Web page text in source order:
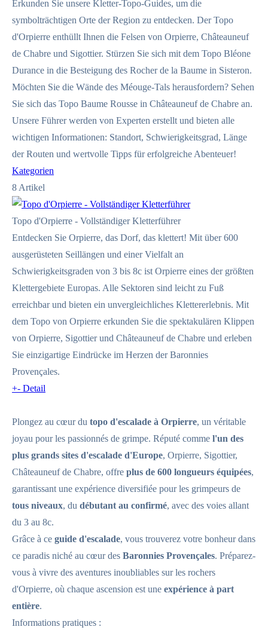
Erkunden Sie unsere Kletter-Topo-Guides, um die
symbolträchtigen Orte der Region zu entdecken. Der Topo
d'Orpierre enthüllt Ihnen die Felsen von Orpierre, Châteauneuf
de Chabre und Sigottier. Stürzen Sie sich mit dem Topo Bléone
Durance in die Besteigung des Rocher de la Baume in Sisteron.
Möchten Sie die Wände des Méouge-Tals herausfordern? Sehen
Sie sich das Topo Baume Rousse in Châteauneuf de Chabre an.
Unsere Führer werden von Experten erstellt und bieten alle
wichtigen Informationen: Standort, Schwierigkeitsgrad, Länge
der Routen und wertvolle Tipps für erfolgreiche Abenteuer!
Kategorien
8 Artikel
Topo d'Orpierre - Vollständiger Kletterführer
Entdecken Sie Orpierre, das Dorf, das klettert! Mit über 600
ausgerüsteten Seillängen und einer Vielfalt an
Schwierigkeitsgraden von 3 bis 8c ist Orpierre eines der größten
Klettergebiete Europas. Alle Sektoren sind leicht zu Fuß
erreichbar und bieten ein unvergleichliches Klettererlebnis. Mit
dem Topo von Orpierre erkunden Sie die spektakulären Klippen
von Orpierre, Sigottier und Châteauneuf de Chabre und erleben
Sie einzigartige Eindrücke im Herzen der Baronnies
Provençales.
+- Detail
Plongez au cœur du topo d'escalade à Orpierre, un véritable
joyau pour les passionnés de grimpe. Réputé comme l'un des
plus grands sites d'escalade d'Europe, Orpierre, Sigottier,
Châteauneuf de Chabre, offre plus de 600 longueurs équipées,
garantissant une expérience diversifiée pour les grimpeurs de
tous niveaux, du débutant au confirmé, avec des voies allant
du 3 au 8c.
Grâce à ce guide d'escalade, vous trouverez votre bonheur dans
ce paradis niché au cœur des Baronnies Provençales. Préparez-
vous à vivre des aventures inoubliables sur les rochers
d'Orpierre, où chaque ascension est une expérience à part
entière.
Informations pratiques :